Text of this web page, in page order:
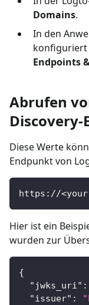
Domains.
In den
Endpoints
Abrufen
Diese Werte
Endpunkt von
https://
Hier ist ein
wurden zur
{
"jwks_uri" :
"issuer" :